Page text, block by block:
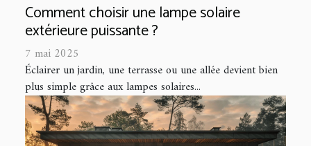
Comment choisir une lampe solaire
extérieure puissante ?
7 mai 2025
Éclairer un jardin, une terrasse ou une allée devient bien
plus simple grâce aux lampes solaires...